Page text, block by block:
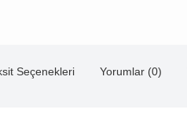
Seçenekleri Yorumlar (0)